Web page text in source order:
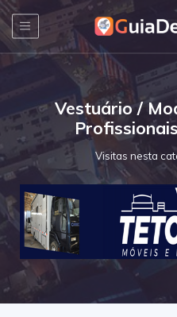
Vestuário /
Visitas nesta